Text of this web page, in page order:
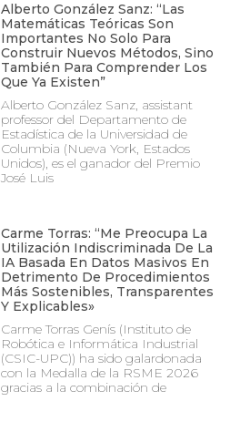
Alberto González Sanz: “Las
Matemáticas Teóricas Son
Importantes No Solo Para
Construir Nuevos Métodos, Sino
También Para Comprender Los
Que Ya Existen”
Alberto González Sanz, assistant
professor del Departamento de
Estadística de la Universidad de
Columbia (Nueva York, Estados
Unidos), es el ganador del Premio
José Luis
Carme Torras: “Me Preocupa La
Utilización Indiscriminada De La
IA Basada En Datos Masivos En
Detrimento De Procedimientos
Más Sostenibles, Transparentes
Y Explicables»
Carme Torras Genís (Instituto de
Robótica e Informática Industrial
(CSIC-UPC)) ha sido galardonada
con la Medalla de la RSME 2026
gracias a la combinación de